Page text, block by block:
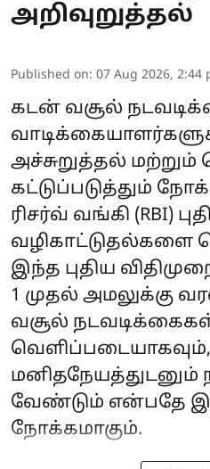
அறிவுறுத்தல்
Published on: 07 Aug 2026, 2:44
கடன் வசூல்
அச்சுறுத்தல்
கட்டுப்படுத்தும்
ரிசர்வ் வங்கி (RBI)
வழிகாட்டுதல்களை
இந்த புதிய
1 முதல் அமலுக்கு
வசூல்
வெளிப்படையாகவும்,
மனிதநேயத்துடனும்
வேண்டும் என்பதே
நோக்கமாகும்.